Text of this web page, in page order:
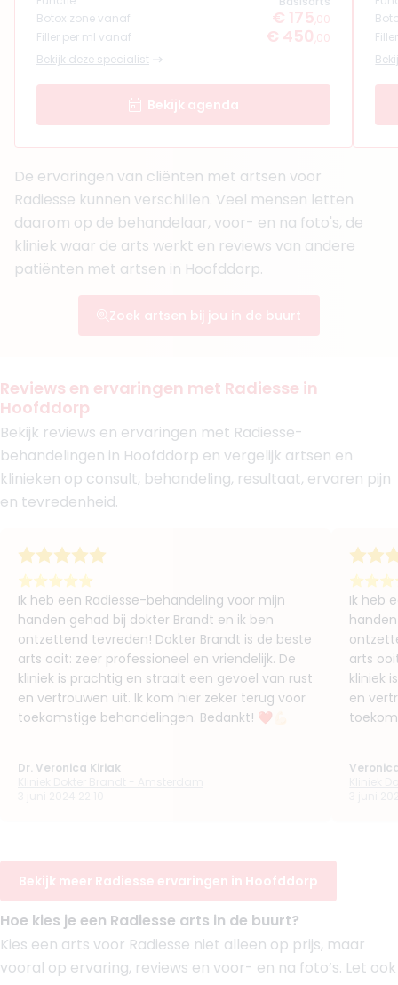
Bekijk artsprofiel
(26reviews)
5. Dr. Mustafa Mahli
BIG-nummer 19922175401
Klinieken
Faceland Amsterdam Schiphol
Faceland Den Haag
+ 2 meer
Boek consult
Bekijk artsprofiel
Functie
Cosmetisch Arts KNMG
Aantal jaar ervaring
Vitalderma
Moshken Clinic
+ 3 meer
(18reviews)
7. Dr. Avi Roopram
BIG-nummer: 99909307401
FunctieArts
Aantal jaar ervaring16 jaar
Klinieken
Fairday Clinics Amsterdam Nieuw Sloten
8. Drs. Jort Fekkes
BIG-nummer:69918386101
FunctieBasisarts
Aantal jaar ervaring 7 jaar
Klinieken
Botox zone vanaf
€ 175 ,00
Filler per ml vanaf
€ 450 ,00
Bekijk deze specialist
Bekijk agenda
De ervaringen van cliënten met artsen voor
Radiesse kunnen verschillen. Veel mensen letten
daarom op de behandelaar, voor- en na foto's, de
kliniek waar de arts werkt en reviews van andere
patiënten met artsen in Hoofddorp.
Zoek artsen bij jou in de buurt
Reviews en ervaringen met Radiesse in
Hoofddorp
Bekijk reviews en ervaringen met Radiesse-
behandelingen in Hoofddorp en vergelijk artsen en
klinieken op consult, behandeling, resultaat, ervaren pijn
en tevredenheid.
⭐⭐⭐⭐⭐
Ik heb een Radiesse-behandeling voor mijn
handen gehad bij dokter Brandt en ik ben
ontzettend tevreden! Dokter Brandt is de beste
arts ooit: zeer professioneel en vriendelijk. De
kliniek is prachtig en straalt een gevoel van rust
en vertrouwen uit. Ik kom hier zeker terug voor
toekomstige behandelingen. Bedankt! ❤️💪🏻
Dr. Veronica Kiriak
Ik heb
arts
kliniek
en
Bekijk meer Radiesse ervaringen in Hoofddorp
Hoe kies je een Radiesse arts in de buurt?
Kies een arts voor Radiesse niet alleen op prijs, maar
vooral op ervaring, reviews en voor- en na foto’s. Let ook